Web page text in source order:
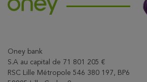
Oney bank
S.A au capital de 71 801 205 €
RSC Lille Métropole 546 380 197, BP6